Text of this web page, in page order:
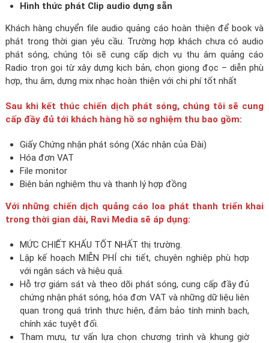
Hình thức phát Clip audio dựng sẵn
Khách hàng chuyển file audio quảng cáo hoàn thiện để book và
phát trong thời gian yêu cầu. Trường hợp khách chưa có audio
phát sóng, chúng tôi sẽ cung cấp dịch vụ thu âm quảng cáo
Radio trọn gọi từ xây dựng kịch bản, chọn giọng đọc – diễn phù
hợp, thu âm, dựng mix nhạc hoàn thiện với chi phí tốt nhất
Sau khi kết thúc chiến dịch phát sóng, chúng tôi sẽ cung
cấp đầy đủ tới khách hàng hồ sơ nghiệm thu bao gồm:
Giấy Chứng nhận phát sóng (Xác nhận của Đài)
Hóa đơn VAT
File monitor
Biên bản nghiệm thu và thanh lý hợp đồng
Với những chiến dịch quảng cáo loa phát thanh triển khai
trong thời gian dài, Ravi Media sẽ áp dụng:
MỨC CHIẾT KHẤU TỐT NHẤT thị trường.
Lập kế hoạch MIỄN PHÍ chi tiết, chuyên nghiệp phù hợp
với ngân sách và hiệu quả.
Hỗ trợ giám sát và theo dõi phát sóng, cung cấp đầy đủ
chứng nhận phát sóng, hóa đơn VAT và những dữ liệu liên
quan trong quá trình thực hiện, đảm bảo tính minh bạch,
chính xác tuyệt đối.
Tham mưu, tư vấn lựa chọn chương trình và khung giờ